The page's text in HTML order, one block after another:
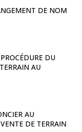
DE NOM
DU
AU
AU
DE TERRAIN